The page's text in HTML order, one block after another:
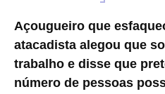
Açougueiro que
atacadista alegou que
trabalho e disse que
número de pessoas